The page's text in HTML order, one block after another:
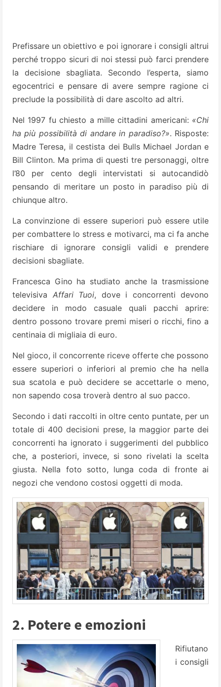
Prefissare un obiettivo e poi ignorare i consigli altrui
perché troppo sicuri di noi stessi può farci prendere
la decisione sbagliata. Secondo l’esperta, siamo
egocentrici e pensare di avere sempre ragione ci
preclude la possibilità di dare ascolto ad altri.
Nel 1997 fu chiesto a mille cittadini americani: «Chi
ha più possibilità di andare in paradiso?». Risposte:
Madre Teresa, il cestista dei Bulls Michael Jordan e
Bill Clinton. Ma prima di questi tre personaggi, oltre
l’80 per cento degli intervistati si autocandidò
pensando di meritare un posto in paradiso più di
chiunque altro.
La convinzione di essere superiori può essere utile
per combattere lo stress e motivarci, ma ci fa anche
rischiare di ignorare consigli validi e prendere
decisioni sbagliate.
Francesca Gino ha studiato anche la trasmissione
televisiva Affari Tuoi, dove i concorrenti devono
decidere in modo casuale quali pacchi aprire:
dentro possono trovare premi miseri o ricchi, fino a
centinaia di migliaia di euro.
Nel gioco, il concorrente riceve offerte che possono
essere superiori o inferiori al premio che ha nella
sua scatola e può decidere se accettarle o meno,
non sapendo cosa troverà dentro al suo pacco.
Secondo i dati raccolti in oltre cento puntate, per un
totale di 400 decisioni prese, la maggior parte dei
concorrenti ha ignorato i suggerimenti del pubblico
che, a posteriori, invece, si sono rivelati la scelta
giusta. Nella foto sotto, lunga coda di fronte ai
negozi che vendono costosi oggetti di moda.
2. Potere e emozioni
Rifiutano
i consigli